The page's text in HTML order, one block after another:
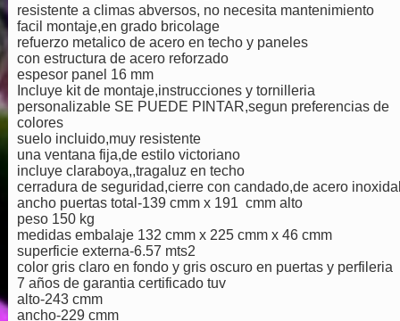
resistente a climas abversos, no necesita mantenimiento
facil montaje,en grado bricolage
refuerzo metalico de acero en techo y paneles
con estructura de acero reforzado
espesor panel 16 mm
Incluye kit de montaje,instrucciones y tornilleria
personalizable SE PUEDE PINTAR,segun preferencias de
colores
suelo incluido,muy resistente
una ventana fija,de estilo victoriano
incluye claraboya,,tragaluz en techo
cerradura de seguridad,cierre con candado,de acero
ancho puertas total-139 cmm x 191 cmm alto
peso 150 kg
medidas embalaje 132 cmm x 225 cmm x 46 cmm
superficie externa-6.57 mts2
color gris claro en fondo y gris oscuro en puertas y perfileria
7 años de garantia certificado tuv
alto-243 cmm
ancho-229 cmm